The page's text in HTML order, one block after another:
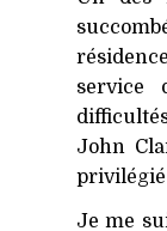
service
John
privilégié
Je me